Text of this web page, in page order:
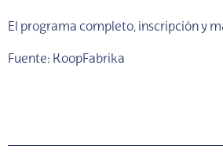
El programa completo, inscripción y
Fuente: KoopFabrika